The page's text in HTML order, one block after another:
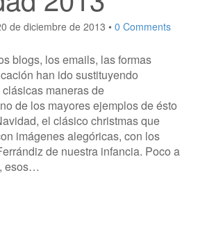
de diciembre de 2013 • 0 Comments
blogs, los emails, las formas
han ido sustituyendo
maneras de
de los mayores ejemplos de ésto
el clásico christmas que
imágenes alegóricas, con los
de nuestra infancia. Poco a
esos…